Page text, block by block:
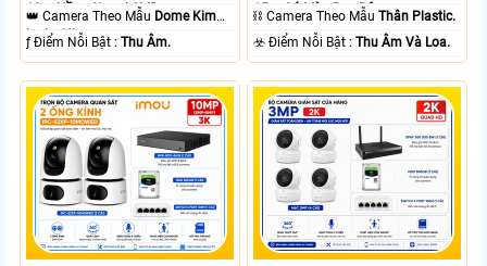
10m Hồng Ngoại SMD.
👑 Camera Theo Mẫu Dome Kim
loại + Nhựa.
️ƒ Điểm Nỗi Bật :Thu Âm.
15m Có Màu Ban Ðêm.
⛓ Camera Theo MẫuThân Plastic.
️☣️ Điểm Nỗi Bật :Thu Âm Và Loa.